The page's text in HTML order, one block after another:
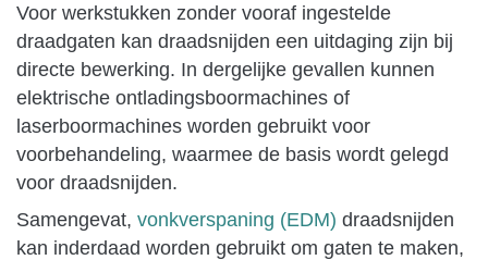
Voor werkstukken zonder vooraf ingestelde
draadgaten kan draadsnijden een uitdaging zijn bij
directe bewerking. In dergelijke gevallen kunnen
elektrische ontladingsboormachines of
laserboormachines worden gebruikt voor
voorbehandeling, waarmee de basis wordt gelegd
voor draadsnijden.
Samengevat, vonkverspaning (EDM) draadsnijden
kan inderdaad worden gebruikt om gaten te maken,